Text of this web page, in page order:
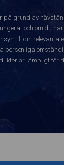
på grund av
och om du
till din relevanta
är lämpligt för